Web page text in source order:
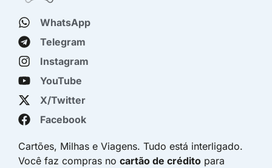
WhatsApp
Telegram
Instagram
YouTube
X/Twitter
Facebook
Cartões, Milhas e Viagens. Tudo está interligado.
Você faz compras no cartão de crédito para